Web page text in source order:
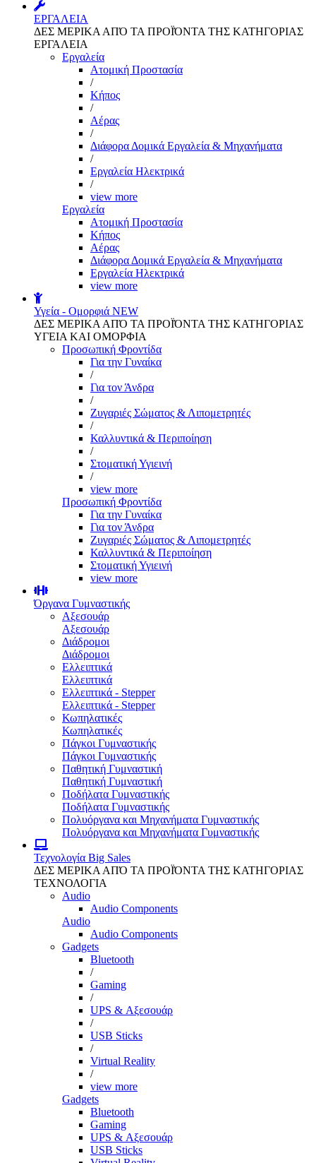
ΕΡΓΑΛΕΙΑ
ΔΕΣ ΜΕΡΙΚΑ ΑΠΌ ΤΑ ΠΡΟΪΌΝΤΑ ΤΗΣ ΚΑΤΗΓΟΡΙΑΣ
ΕΡΓΑΛΕΙΑ
Εργαλεία
Aτομική Προστασία
/
Kήπος
/
Αέρας
/
Διάφορα Δομικά Εργαλεία & Μηχανήματα
/
Εργαλεία Ηλεκτρικά
/
view more
Εργαλεία
Aτομική Προστασία
Kήπος
Αέρας
Διάφορα Δομικά Εργαλεία & Μηχανήματα
Εργαλεία Ηλεκτρικά
view more
Υγεία - Ομορφιά NEW
ΔΕΣ ΜΕΡΙΚΑ ΑΠΌ ΤΑ ΠΡΟΪΌΝΤΑ ΤΗΣ ΚΑΤΗΓΟΡΙΑΣ
ΥΓΕΙΑ ΚΑΙ ΟΜΟΡΦΙΑ
Προσωπική Φροντίδα
Για την Γυναίκα
/
Για τον Άνδρα
/
Ζυγαριές Σώματος & Λιπομετρητές
/
Καλλυντικά & Περιποίηση
/
Στοματική Υγιεινή
/
view more
Προσωπική Φροντίδα
Για την Γυναίκα
Για τον Άνδρα
Ζυγαριές Σώματος & Λιπομετρητές
Καλλυντικά & Περιποίηση
Στοματική Υγιεινή
view more
Όργανα Γυμναστικής
Αξεσουάρ
Αξεσουάρ
Διάδρομοι
Διάδρομοι
Ελλειπτικά
Ελλειπτικά
Ελλειπτικά - Stepper
Ελλειπτικά - Stepper
Κωπηλατικές
Κωπηλατικές
Πάγκοι Γυμναστικής
Πάγκοι Γυμναστικής
Παθητική Γυμναστική
Παθητική Γυμναστική
Ποδήλατα Γυμναστικής
Ποδήλατα Γυμναστικής
Πολυόργανα και Μηχανήματα Γυμναστικής
Πολυόργανα και Μηχανήματα Γυμναστικής
Τεχνολογία Big Sales
ΔΕΣ ΜΕΡΙΚΑ ΑΠΌ ΤΑ ΠΡΟΪΌΝΤΑ ΤΗΣ ΚΑΤΗΓΟΡΙΑΣ
ΤΕΧΝΟΛΟΓΙΑ
Audio
Audio Components
Audio
Audio Components
Gadgets
Bluetooth
/
Gaming
/
UPS & Αξεσουάρ
/
USB Sticks
/
Virtual Reality
/
view more
Gadgets
Bluetooth
Gaming
UPS & Αξεσουάρ
USB Sticks